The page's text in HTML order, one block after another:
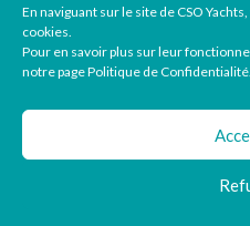
En naviguant sur le site de CSO
cookies.
Pour en savoir plus sur leur
notre page Politique de Confidentialité.
© 2026 CSO Yachts - All